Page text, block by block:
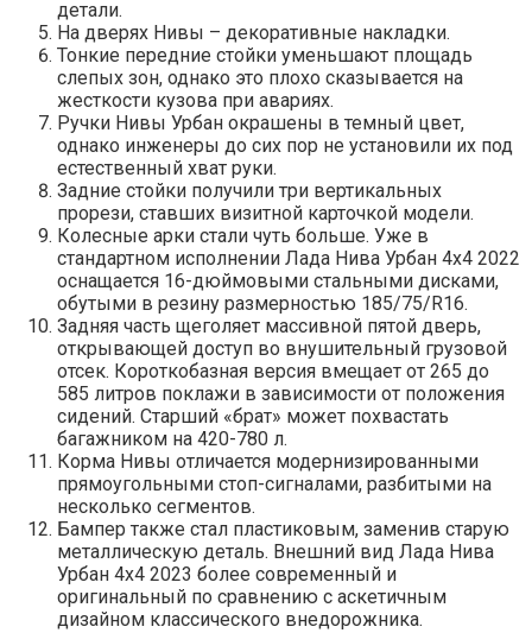
детали.
На дверях Нивы – декоративные накладки.
Тонкие передние стойки уменьшают площадь
слепых зон, однако это плохо сказывается на
жесткости кузова при авариях.
Ручки Нивы Урбан окрашены в темный цвет,
однако инженеры до сих пор не установили их под
естественный хват руки.
Задние стойки получили три вертикальных
прорези, ставших визитной карточкой модели.
Колесные арки стали чуть больше. Уже в
стандартном исполнении Лада Нива Урбан 4х4 2022
оснащается 16-дюймовыми стальными дисками,
обутыми в резину размерностью 185/75/R16.
Задняя часть щеголяет массивной пятой дверь,
открывающей доступ во внушительный грузовой
отсек. Короткобазная версия вмещает от 265 до
585 литров поклажи в зависимости от положения
сидений. Старший «брат» может похвастать
багажником на 420-780 л.
Корма Нивы отличается модернизированными
прямоугольными стоп-сигналами, разбитыми на
несколько сегментов.
Бампер также стал пластиковым, заменив старую
металлическую деталь. Внешний вид Лада Нива
Урбан 4х4 2023 более современный и
оригинальный по сравнению с аскетичным
дизайном классического внедорожника.